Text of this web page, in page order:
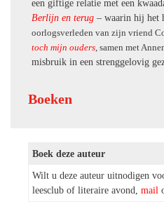
een giftige relatie met een
Berlijn en terug – waarin hij het
oorlogsverleden van zijn vriend
toch mijn ouders, samen met
misbruik in een strenggelovig
Boeken
Boek deze auteur
Wilt u deze auteur uitnodigen
leesclub of literaire avond, mail